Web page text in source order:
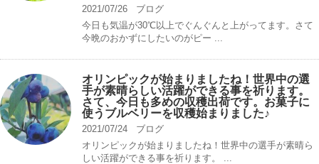
2021/07/26
ブログ
今日も気温が30℃以上でぐんぐんと上がってます。さて
今晩のおかずにしたいのがピー ...
オリンピックが始まりましたね！世界中の選
手が素晴らしい活躍ができる事を祈ります。
さて、今日も多めの収穫出荷です。お菓子に
使うブルベリーを収穫始まりました♪
2021/07/24
ブログ
オリンピックが始まりましたね！世界中の選手が素晴ら
しい活躍ができる事を祈ります。 ...